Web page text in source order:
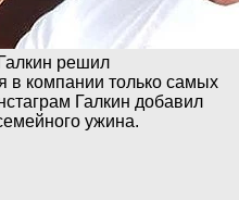
решил
в компании только самых
Галкин добавил
ужина.